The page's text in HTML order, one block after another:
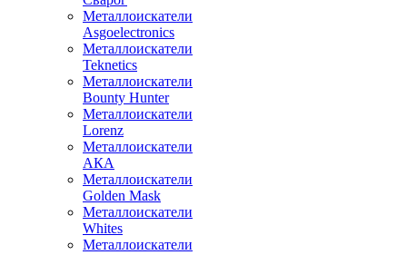
Металлоискатели
Asgoelectronics
Металлоискатели
Teknetics
Металлоискатели
Bounty Hunter
Металлоискатели
Lorenz
Металлоискатели
АКА
Металлоискатели
Golden Mask
Металлоискатели
Whites
Металлоискатели